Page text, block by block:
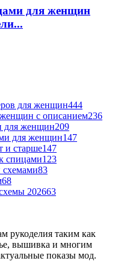
для женщин
для женщин444
с описанием236
для женщин209
для женщин147
и старше147
спицами123
83
68
202663
рукоделия таким как
вышивка и многим
показы мод.